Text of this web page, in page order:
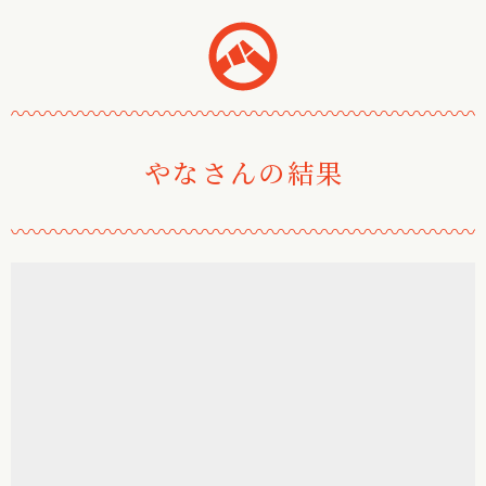
〰〰〰〰〰〰〰〰〰〰〰〰〰〰〰〰〰〰〰〰〰
やなさんの結果
〰〰〰〰〰〰〰〰〰〰〰〰〰〰〰〰〰〰〰〰〰